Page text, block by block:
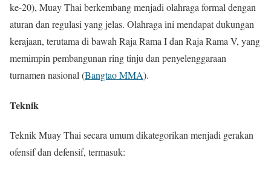
ke-20), Muay Thai berkembang menjadi olahraga formal dengan
aturan dan regulasi yang jelas. Olahraga ini mendapat dukungan
kerajaan, terutama di bawah Raja Rama I dan Raja Rama V, yang
memimpin pembangunan ring tinju dan penyelenggaraan
turnamen nasional​(Bangtao MMA)​.
Teknik
Teknik Muay Thai secara umum dikategorikan menjadi gerakan
ofensif dan defensif, termasuk: